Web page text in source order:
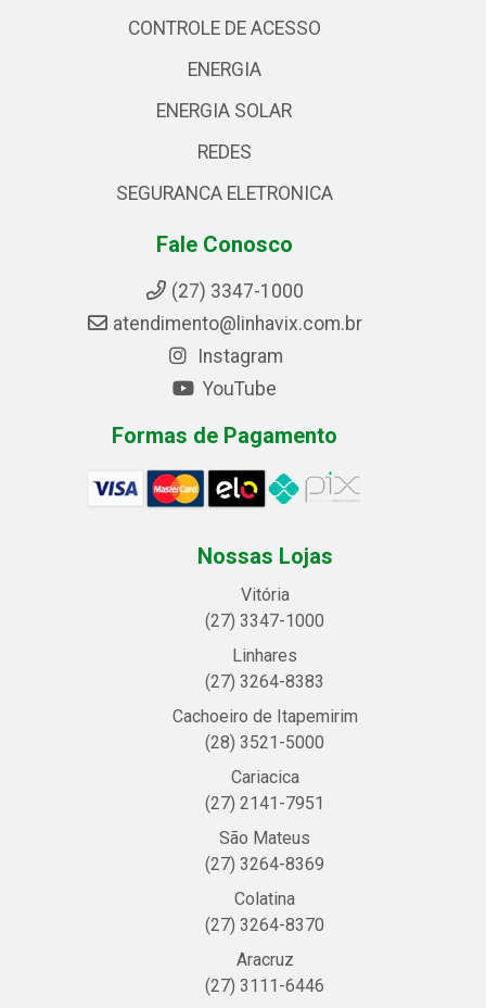
CONTROLE DE ACESSO
ENERGIA
ENERGIA SOLAR
REDES
SEGURANCA ELETRONICA
Fale Conosco
(27) 3347-1000
atendimento@linhavix.com.br
Instagram
YouTube
Formas de Pagamento
Nossas Lojas
Vitória
(27) 3347-1000
Linhares
(27) 3264-8383
Cachoeiro de Itapemirim
(28) 3521-5000
Cariacica
(27) 2141-7951
São Mateus
(27) 3264-8369
Colatina
(27) 3264-8370
Aracruz
(27) 3111-6446